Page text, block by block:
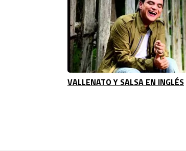
VALLENATO Y SALSA EN INGLÉS